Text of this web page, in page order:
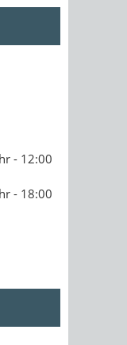
- 12:00
- 18:00